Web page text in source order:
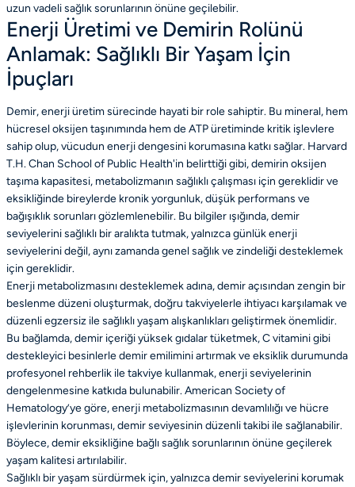
uzun vadeli sağlık sorunlarının önüne geçilebilir.
Enerji Üretimi ve Demirin Rolünü
Anlamak: Sağlıklı Bir Yaşam İçin
İpuçları
Demir, enerji üretim sürecinde hayati bir role sahiptir. Bu mineral, hem
hücresel oksijen taşınımında hem de ATP üretiminde kritik işlevlere
sahip olup, vücudun enerji dengesini korumasına katkı sağlar. Harvard
T.H. Chan School of Public Health'in belirttiği gibi, demirin oksijen
taşıma kapasitesi, metabolizmanın sağlıklı çalışması için gereklidir ve
eksikliğinde bireylerde kronik yorgunluk, düşük performans ve
bağışıklık sorunları gözlemlenebilir. Bu bilgiler ışığında, demir
seviyelerini sağlıklı bir aralıkta tutmak, yalnızca günlük enerji
seviyelerini değil, aynı zamanda genel sağlık ve zindeliği desteklemek
için gereklidir.
Enerji metabolizmasını desteklemek adına, demir açısından zengin bir
beslenme düzeni oluşturmak, doğru takviyelerle ihtiyacı karşılamak ve
düzenli egzersiz ile sağlıklı yaşam alışkanlıkları geliştirmek önemlidir.
Bu bağlamda, demir içeriği yüksek gıdalar tüketmek, C vitamini gibi
destekleyici besinlerle demir emilimini artırmak ve eksiklik durumunda
profesyonel rehberlik ile takviye kullanmak, enerji seviyelerinin
dengelenmesine katkıda bulunabilir. American Society of
Hematology’ye göre, enerji metabolizmasının devamlılığı ve hücre
işlevlerinin korunması, demir seviyesinin düzenli takibi ile sağlanabilir.
Böylece, demir eksikliğine bağlı sağlık sorunlarının önüne geçilerek
yaşam kalitesi artırılabilir.
Sağlıklı bir yaşam sürdürmek için, yalnızca demir seviyelerini korumak